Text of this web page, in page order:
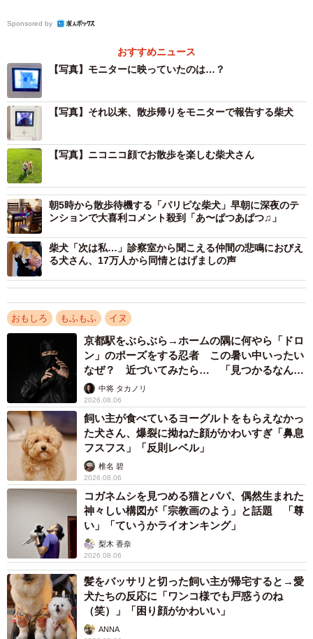
夏の犬散歩では、エチケットのためだけでなく、「犬の熱
中症対策」としても「お水」は必須！
「訪問販売だったら何でも買っちゃいそう」と、大事なお
水を取りに戻ってきたももちゃんの可愛い様子について投
稿していた飼い主さんに、詳しくお話を聞いた。
ピンポンの主は……柴犬の女の子、ももちゃんでした（画像提供：柴犬
ももさん）
モニターに映っていたのは「真顔」の愛犬
Sponsored by
おすすめニュース
【写真】モニターに映っていたのは…？
【写真】それ以来、散歩帰りをモニターで報告する柴犬
【写真】ニコニコ顔でお散歩を楽しむ柴犬さん
朝5時から散歩待機する「パリピな柴犬」早朝に深夜のテ
ンションで大喜利コメント殺到「あ〜ぱつあぱつ♫」
柴犬「次は私…」診察室から聞こえる仲間の悲鳴におびえ
る犬さん、17万人から同情とはげましの声
おもしろ もふもふ イヌ
京都駅をぶらぶら→ホームの隅に何やら「ドロ
ン」のポーズをする忍者 この暑い中いったい
なぜ？ 近づいてみたら… 「見つかるなんて
未熟」中将 タカノリ
2026.08.06
飼い主が食べているヨーグルトをもらえなかっ
た犬さん、爆裂に拗ねた顔がかわいすぎ「鼻息
フスフス」「反則レベル」
椎名 碧
2026.08.06
コガネムシを見つめる猫とパパ、偶然生まれた
神々しい構図が「宗教画のよう」と話題 「尊
い」「ていうかライオンキング」
梨木 香奈
2026.08.06
髪をバッサリと切った飼い主が帰宅すると→愛
犬たちの反応に「ワンコ様でも戸惑うのね
（笑）」「困り顔がかわいい」
ANNA